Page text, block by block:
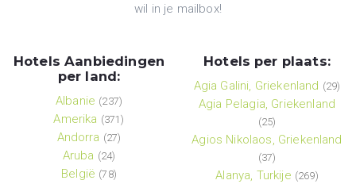
wil in je mailbox!
Hotels Aanbiedingen
per land:
Albanie (237)
Amerika (371)
Andorra (27)
Aruba (24)
België (78)
Hotels per plaats:
Agia Galini, Griekenland (29)
Agia Pelagia, Griekenland
(25)
Agios Nikolaos, Griekenland
(37)
Alanya, Turkije (269)